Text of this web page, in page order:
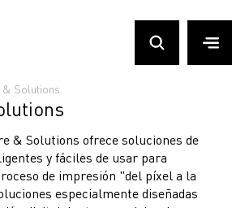
Solutions
& Solutions ofrece soluciones de
y fáciles de usar para
de impresión "del píxel a la
especialmente diseñadas